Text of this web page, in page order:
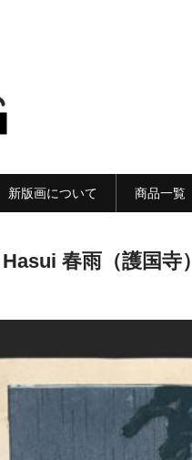
新版画について 商品一覧
春雨（護国寺）